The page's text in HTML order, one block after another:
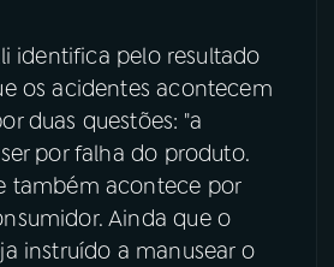
identifica pelo resultado
os acidentes acontecem
duas questões: "a
por falha do produto.
também acontece por
Ainda que o
instruído a manusear o